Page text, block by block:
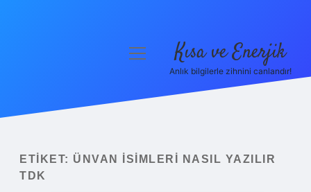
Yasal Uyarı
menüyü
Kısa ve Enerjik
Anlık bilgilerle zihnini canlandır!
ETIKET: ÜNVAN ISIMLERI NASIL YAZILIR
TDK